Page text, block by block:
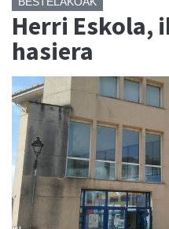
Herri Eskola,
hasiera